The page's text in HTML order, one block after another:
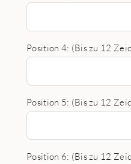
Position 4: (Bis zu 12
Position 5: (Bis zu 12
Position 6: (Bis zu 12